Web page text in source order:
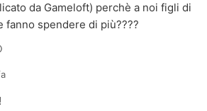
da Gameloft) perchè a noi figli di
fanno spendere di più????